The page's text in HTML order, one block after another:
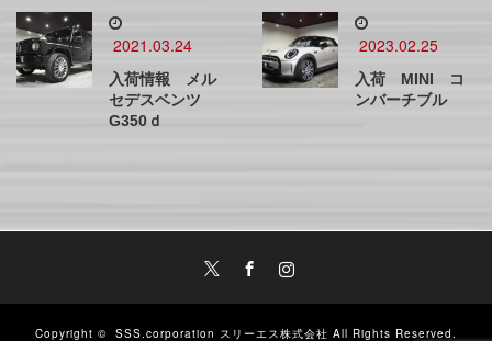
2021.03.24
入荷情報 メル
セデスベンツ
G350ｄ
2023.02.25
入荷 MINI コ
ンバーチブル
Instagram
Copyright © SSS.corporation スリーエス株式会社 All Rights Reserved.